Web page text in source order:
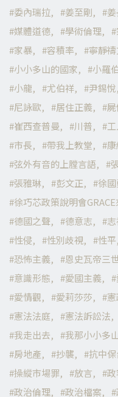
委內瑞拉
姜至剛
媒體道德
學術倫理
家暴
容積率 寧靜
小小多山的國家
小羅
小龍
尤伯祥 尹錫悅
尼詠歐
居住正義
崔西查普曼
川普
市長
帶我上教堂
弦外有音的上膛言語
張雅琳
彭文正 徐國
徐巧芯政策說明會
德國之聲
德意志
性侵
性別歧視 性平
恐怖主義
恩史瓦帝三
意識形態
愛國主義
愛情觀
愛莉莎莎
憲法法庭
憲法訴訟法
我走出去
我那小小多
房地產
抄襲 抗中
操縱市場罪
放言
政治倫理
政治檔案